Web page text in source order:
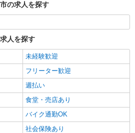
の求人を探す
人を探す
未経験歓迎
フリーター歓迎
週払い
食堂・売店あり
バイク通勤OK
社会保険あり